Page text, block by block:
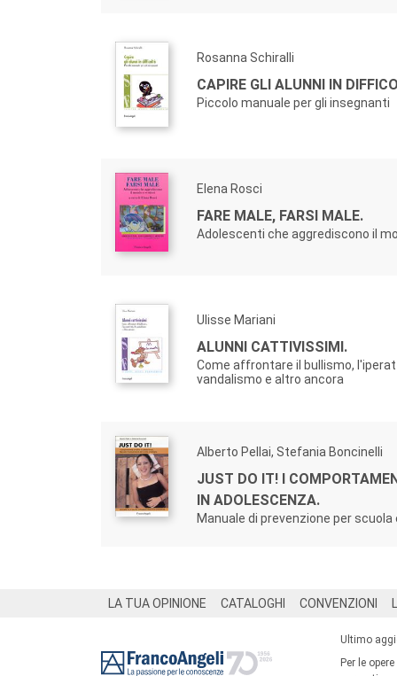
Rosanna Schiralli
CAPIRE GLI ALUNNI IN
Piccolo manuale per gli insegnanti
Elena Rosci
FARE MALE, FARSI MALE.
Adolescenti che aggrediscono il
Ulisse Mariani
ALUNNI CATTIVISSIMI.
Come affrontare il bullismo,
vandalismo e altro ancora
Alberto Pellai, Stefania Boncinelli
JUST DO IT! I
IN ADOLESCENZA.
Manuale di prevenzione per
LA TUA OPINIONE CATALOGHI CONVENZIONI
Ultimo
Per le